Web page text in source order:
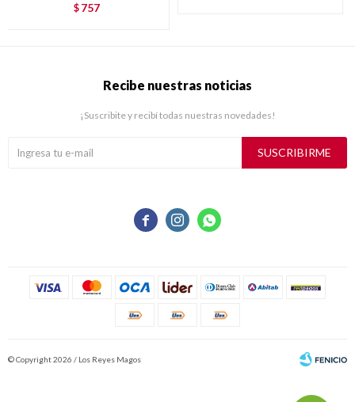
$ 757
  
Recibe nuestras noticias
¡Suscribite y recibí todas nuestras novedades!
SUSCRIBIRME
© Copyright 2026 / Los Reyes Magos